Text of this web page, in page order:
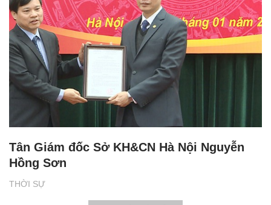
THỜI SỰ
Tân Giám đốc Sở KH&CN Hà Nội Nguyễn
Hồng Sơn